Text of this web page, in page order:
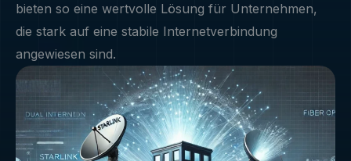
bieten so eine wertvolle Lösung für Unternehmen,
die stark auf eine stabile Internetverbindung
angewiesen sind.